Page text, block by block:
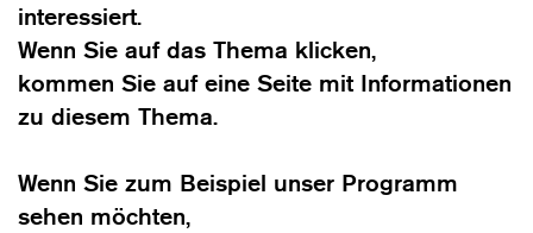
interessiert.
Wenn Sie auf das Thema klicken,
kommen Sie auf eine Seite mit Informationen
zu diesem Thema.
Wenn Sie zum Beispiel unser Programm
sehen möchten,